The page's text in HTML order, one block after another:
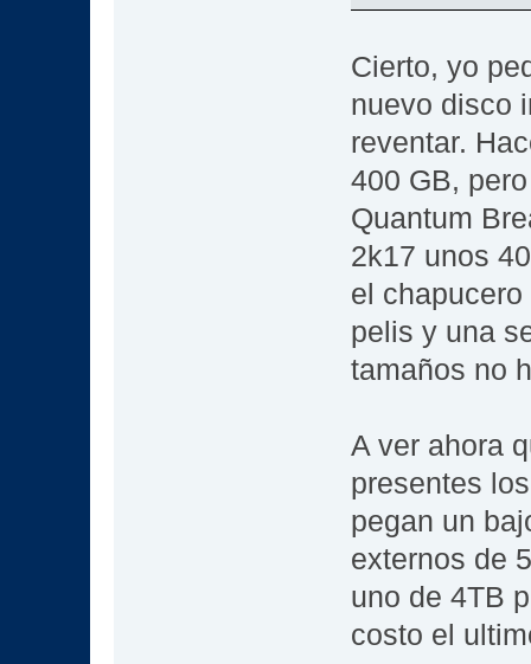
Cierto, yo
nuevo disco
reventar.
400 GB,
Quantum
2k17 unos
el
pelis y una
tamaños no
A ver ahora
presentes
pegan un
externos de
uno de 4TB
costo el